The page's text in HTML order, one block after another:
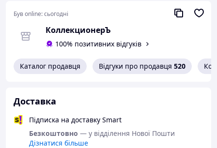
- Кредитною карткою Visa/Mastercard.
Варіанти доставки:
- Нова Пошта;
- Укрпошта.
Був online:сьогодні
КоллекционерЪ
100% позитивних відгуків
Каталог продавця Відгуки про продавця 520
Доставка
Підписка на доставку Smart
Безкоштовно — у відділення Нової Пошти
Дізнатися більше